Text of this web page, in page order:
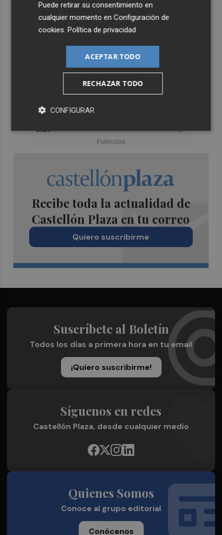
Recibe toda la actualidad de
Castellón Plaza en tu correo
Quiero suscribirme
Suscríbete al Boletín
Todos los días a primera hora en tu email
¡Quiero suscribirme!
Síguenos en redes
Castellón Plaza, desde cualquier medio
Quienes Somos
Conoce al grupo editorial
Conócenos
Puede retirar su consentimiento en
cualquier momento enConfiguración de
cookies.Política de privacidad
ACEPTAR TODO
RECHAZAR TODO
CONFIGURAR